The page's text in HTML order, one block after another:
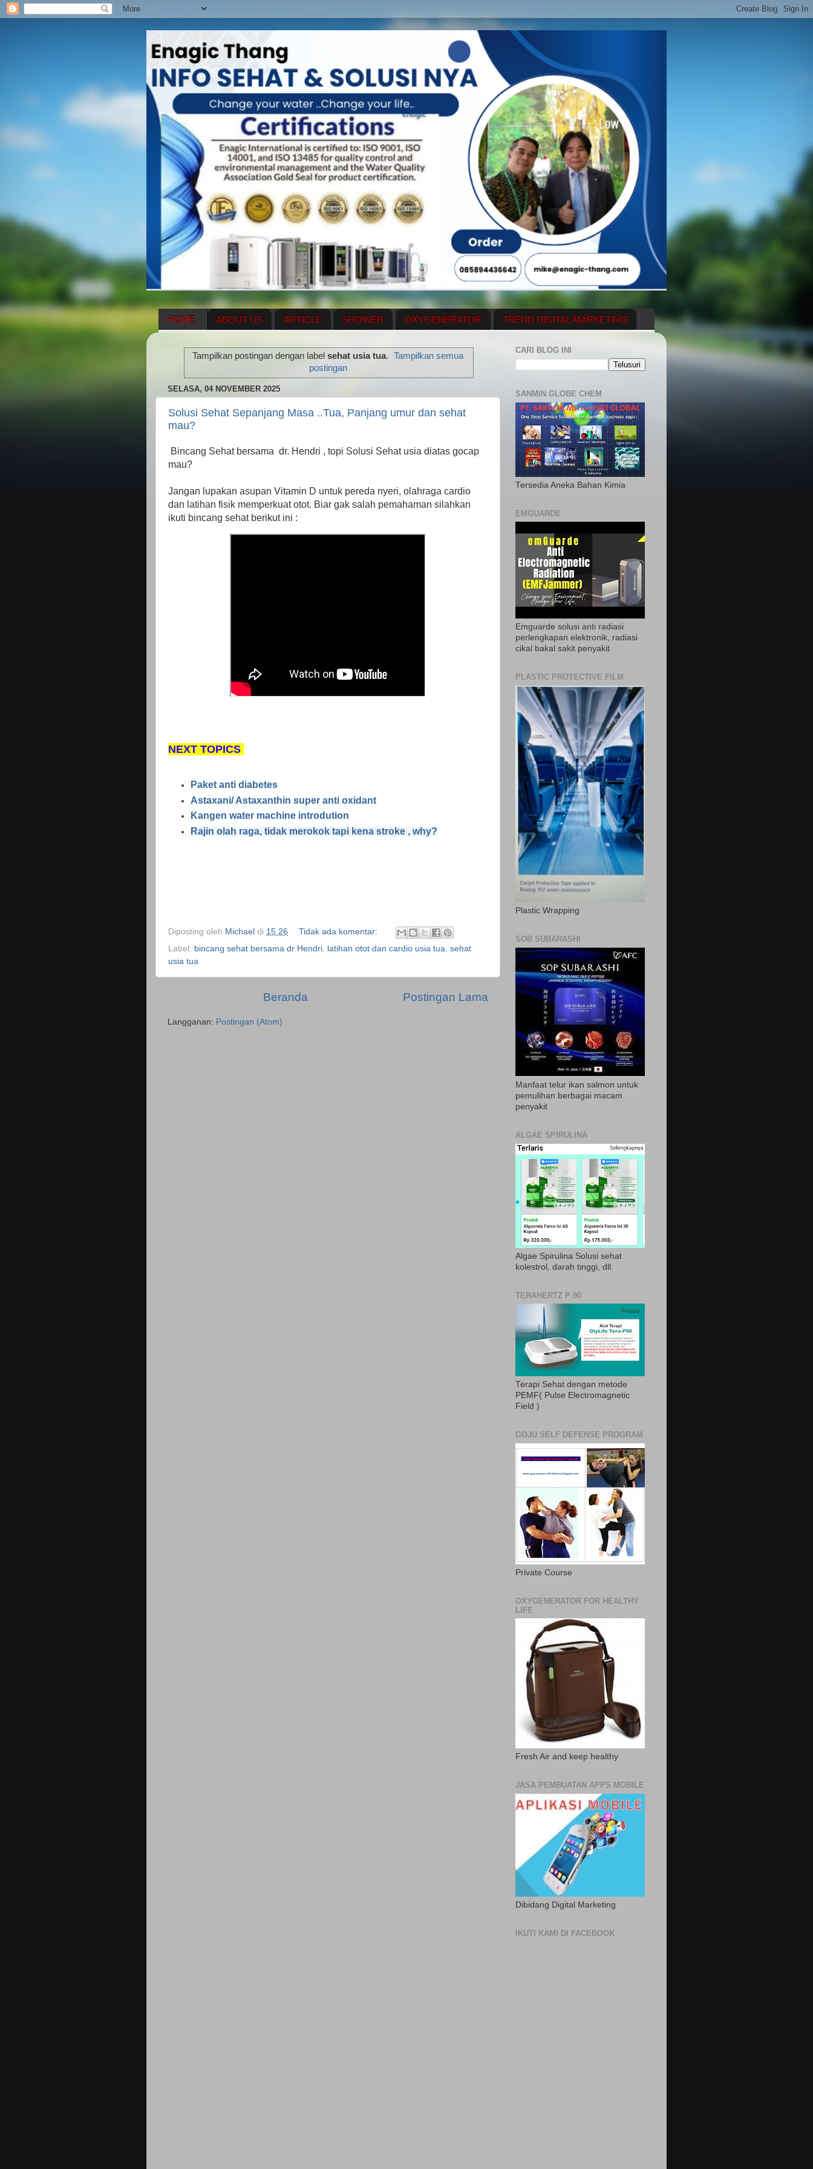
HOME ABOUT US ARTICLE SHOWER OXYGENERATOR TREND DIGITAL MARKETING
ENAGIC COMPENSATION PLAN MENUS
Tampilkan postingan dengan label sehat usia tua.
Tampilkan semua
postingan
SELASA, 04 NOVEMBER 2025
Solusi Sehat Sepanjang Masa ..Tua, Panjang umur dan sehat
mau?
Bincang Sehat bersama dr. Hendri , topi Solusi Sehat usia diatas gocap
mau?
Jangan lupakan asupan Vitamin D untuk pereda nyeri, olahraga cardio
dan latihan fisik memperkuat otot. Biar gak salah pemahaman silahkan
ikuti bincang sehat berikut ini :
NEXT TOPICS
Paket anti diabetes
Astaxani/ Astaxanthin super anti oxidant
Kangen water machine introdution
Rajin olah raga, tidak merokok tapi kena stroke , why?
Diposting oleh Michael di 15.26
Tidak ada komentar:
Label: bincang sehat bersama dr Hendri, latihan otot dan cardio usia tua, sehat
usia tua
Postingan Lama
Beranda
Langganan: Postingan (Atom)
CARI BLOG INI
SANMIN GLOBE CHEM
Tersedia Aneka Bahan Kimia
EMGUARDE
Emguarde solusi anti radiasi
perlengkapan elektronik, radiasi
cikal bakal sakit penyakit
PLASTIC PROTECTIVE FILM
Plastic Wrapping
SOB SUBARASHI
Manfaat telur ikan salmon untuk
pemulihan berbagai macam
penyakit
ALGAE SPIRULINA
Algae Spirulina Solusi sehat
kolestrol, darah tinggi, dll.
TERAHERTZ P-90
Terapi Sehat dengan metode
PEMF( Pulse Electromagnetic
Field )
GOJU SELF DEFENSE PROGRAM
Private Course
OXYGENERATOR FOR HEALTHY
LIFE
Fresh Air and keep healthy
JASA PEMBUATAN APPS MOBILE
Dibidang Digital Marketing
IKUTI KAMI DI FACEBOOK